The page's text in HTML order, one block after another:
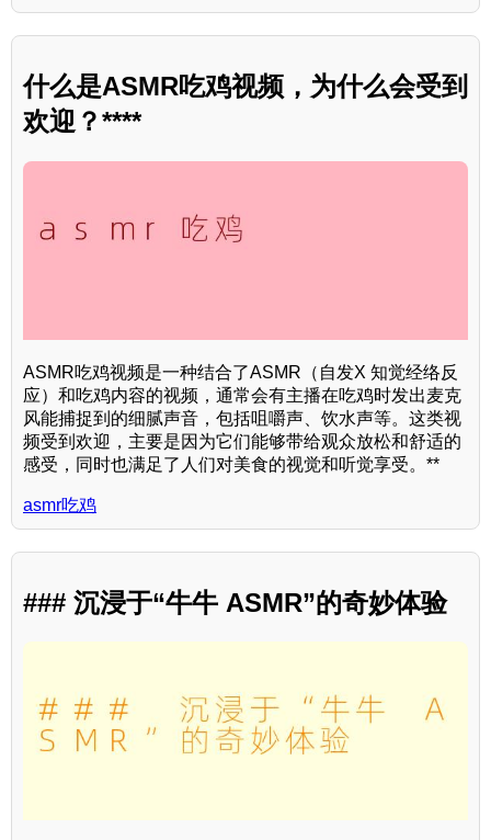
什么是ASMR吃鸡视频，为什么会受到
欢迎？****
ASMR吃鸡视频是一种结合了ASMR（自发X 知觉经络反
应）和吃鸡内容的视频，通常会有主播在吃鸡时发出麦克
风能捕捉到的细腻声音，包括咀嚼声、饮水声等。这类视
频受到欢迎，主要是因为它们能够带给观众放松和舒适的
感受，同时也满足了人们对美食的视觉和听觉享受。**
asmr吃鸡
### 沉浸于“牛牛 ASMR”的奇妙体验